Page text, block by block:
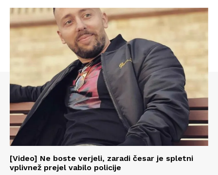
[Video] Ne boste verjeli, zaradi česar je spletni
vplivnež prejel vabilo policije